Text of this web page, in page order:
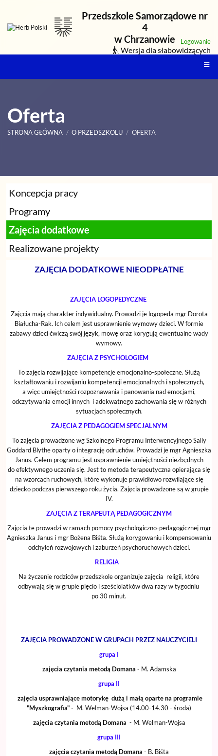
Przedszkole Samorządowe nr
4
w Chrzanowie
Logowanie
Wersja dla słabowidzących
Oferta
STRONA GŁÓWNA / O PRZEDSZKOLU / OFERTA
Oferta
Koncepcja pracy
Programy
Zajęcia dodatkowe
Realizowane projekty
ZAJĘCIA DODATKOWE NIEODPŁATNE
ZAJĘCIA LOGOPEDYCZNE
Zajęcia mają charakter indywidualny. Prowadzi je logopeda mgr Dorota
Białucha-Rak. Ich celem jest usprawnienie wymowy dzieci. W formie
zabawy dzieci ćwiczą swój język, mowę oraz korygują ewentualne wady
wymowy.
ZAJĘCIA Z PSYCHOLOGIEM
To zajęcia rozwijające kompetencje emocjonalno-społeczne. Służą
kształtowaniu i rozwijaniu kompetencji emocjonalnych i społecznych,
a więc umiejętności rozpoznawania i panowania nad emocjami,
odczytywania emocji innych i adekwatnego zachowania się w różnych
sytuacjach społecznych.
ZAJĘCIA Z PEDAGOGIEM SPECJALNYM
To zajęcia prowadzone wg Szkolnego Programu Interwencyjnego Sally
Goddard Blythe oparty o integrację odruchów. Prowadzi je mgr Agnieszka
Janus. Celem programu jest usprawnienie umiejętności niezbędnych
do efektywnego uczenia się. Jest to metoda terapeutyczna opierająca się
na wzorcach ruchowych, które wykonuje prawidłowo rozwiiające się
dziecko podczas pierwszego roku życia. Zajęcia prowadzone są w grupie
IV.
ZAJĘCIA Z TERAPEUTĄ PEDAGOGICZNYM
Zajęcia te prowadzi w ramach pomocy psychologiczno-pedagogicznej mgr
Agnieszka Janus i mgr Bożena Biśta. Służą korygowaniu i kompensowaniu
odchyleń rozwojowych i zaburzeń psychoruchowych dzieci.
RELIGIA
Na życzenie rodziców przedszkole organizuje zajęcia religii, które
odbywają się w grupie pięcio i sześciolatków dwa razy w tygodniu
po 30 minut.
ZAJĘCIA PROWADZONE W GRUPACH PRZEZ NAUCZYCIELI
grupa I
zajęcia czytania metodą Domana - M. Adamska
grupa II
zajęcia usprawniające motorykę dużą i małą oparte na programie
"Myszkografia" - M. Welman-Wojsa (14.00-14.30 - środa)
zajęcia czytania metodą Domana - M. Welman-Wojsa
grupa III
zajęcia czytania metodą Domana - B. Biśta